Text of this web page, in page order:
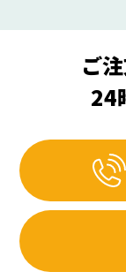
ご
24